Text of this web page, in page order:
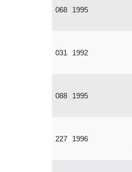
068 1995
031 1992
088 1995
227 1996